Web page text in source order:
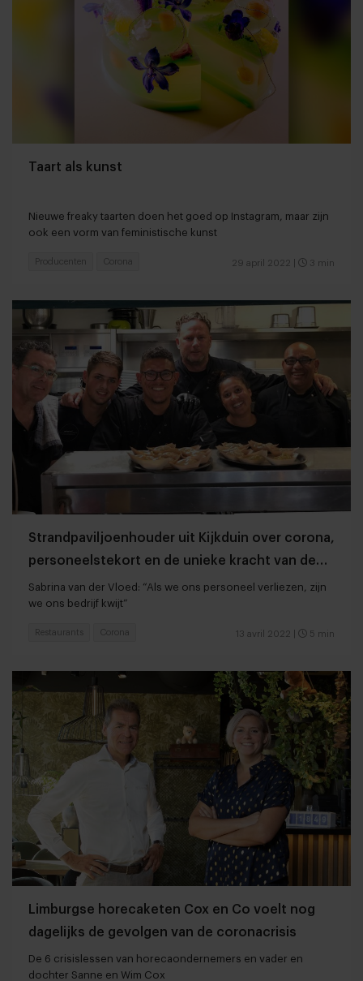
Taart als kunst
Nieuwe freaky taarten doen het goed op Instagram, maar zijn
ook een vorm van feministische kunst
29 april 2022 3 min
Producenten Corona
Strandpaviljoenhouder uit Kijkduin over corona,
personeelstekort en de unieke kracht van de
horeca
Sabrina van der Vloed: “Als we ons personeel verliezen, zijn
we ons bedrijf kwijt”
13 avril 2022 5 min
Restaurants Corona
Limburgse horecaketen Cox en Co voelt nog
dagelijks de gevolgen van de coronacrisis
De 6 crisislessen van horecaondernemers en vader en
dochter Sanne en Wim Cox